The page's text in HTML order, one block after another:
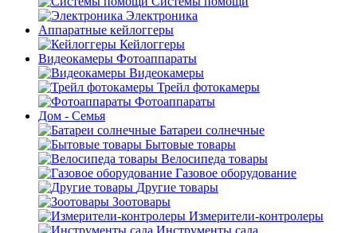
Электроника
Аппаратные кейлоггеры
Кейлоггеры
Видеокамеры Фотоаппараты
Видеокамеры
Трейл фотокамеры
Фотоаппараты
Дом - Семья
Батареи солнечные
Бытовые товары
Велосипеда товары
Газовое оборудование
Другие товары
Зоотовары
Измерители-контролеры
Инструменты сада